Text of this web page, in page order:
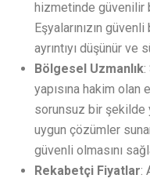
hizmetinde güvenilir
Eşyalarınızın
ayrıntıyı düşünür
Bölgesel Uzmanlık:
yapısına hakim olan
sorunsuz bir şekilde
uygun çözümler
güvenli olmasını
Rekabetçi Fiyatlar: